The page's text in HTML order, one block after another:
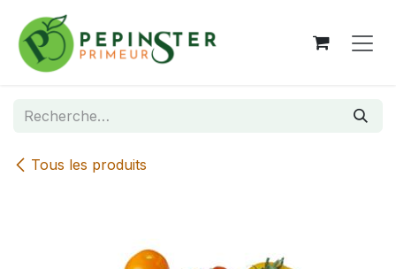
Se rendre au contenu
Tous les produits